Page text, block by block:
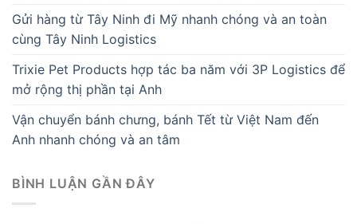
Gửi hàng từ Tây Ninh đi Mỹ nhanh chóng và an toàn
cùng Tây Ninh Logistics
Trixie Pet Products hợp tác ba năm với 3P Logistics để
mở rộng thị phần tại Anh
Vận chuyển bánh chưng, bánh Tết từ Việt Nam đến
Anh nhanh chóng và an tâm
BÌNH LUẬN GẦN ĐÂY